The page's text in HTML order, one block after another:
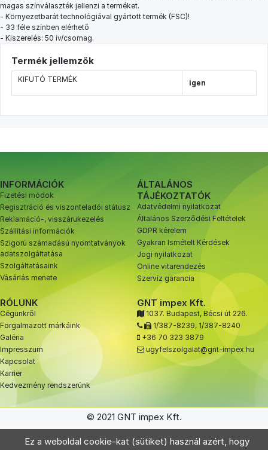
magas színválaszték jellenzi a terméket.
- Környezetbarát technológiával gyártott termék (FSC)!
- 33 féle színben elérhető
- Kiszerelés: 50 ív/csomag.
Termék jellemzők
KIFUTÓ TERMÉK igen
INFORMÁCIÓK
Fizetési módok
Regisztráció és viszonteladói státusz
Reklamáció-, visszárukezelés
Szállítási információk
Szigorú számadású nyomtatványok
adatszolgáltatása
Szolgáltatásaink
Vásárlás menete
ÁLTALÁNOS
TÁJÉKOZTATÓK
Adatvédelmi nyilatkozat
Általános Szerződési Feltételek
GDPR kérelem
Gyakran Ismételt Kérdések
Jogi nyilatkozat
Online vitarendezés
Szervíz garancia
RÓLUNK
Cégünkről
Forgalmazott márkáink
Galéria
Impresszum
Kapcsolat
Karrier
Kedvezmény rendszerünk
GNT impex Kft.
1037. Budapest, Bécsi út 226.
1/387-8239, 1/387-8240
+36 70 323 3879
ugyfelszolgalat@gnt-impex.hu
© 2021 GNT impex Kft.
Ez a weboldal cookie-kat (sütiket) használ azért, hogy